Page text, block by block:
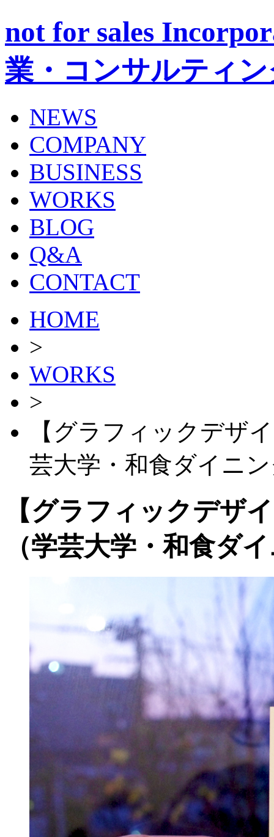
not for sales
業・コンサルティ
NEWS
COMPANY
BUSINESS
WORKS
BLOG
Q&A
CONTACT
HOME
>
WORKS
>
【グラフィックデザ
芸大学・和食ダイニ
【グラフィックデザ
（学芸大学・和食ダ